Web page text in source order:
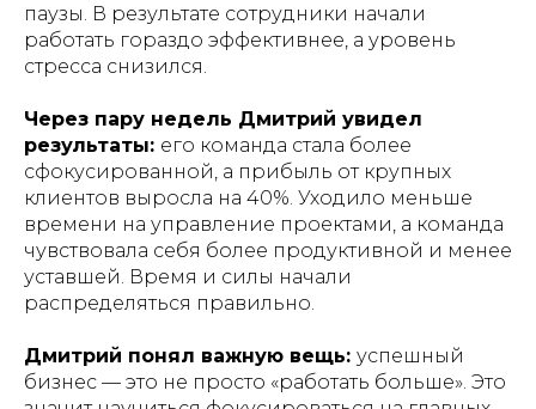
паузы. В результате сотрудники начали
работать гораздо эффективнее, а уровень
стресса снизился.
Через пару недель Дмитрий увидел
результаты: его команда стала более
сфокусированной, а прибыль от крупных
клиентов выросла на 40%. Уходило меньше
времени на управление проектами, а команда
чувствовала себя более продуктивной и менее
уставшей. Время и силы начали
распределяться правильно.
Дмитрий понял важную вещь: успешный
бизнес — это не просто «работать больше». Это